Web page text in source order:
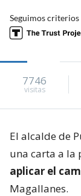
Seguimos criterios
7746
visitas
El alcalde de
una carta a la
aplicar el
Magallanes.